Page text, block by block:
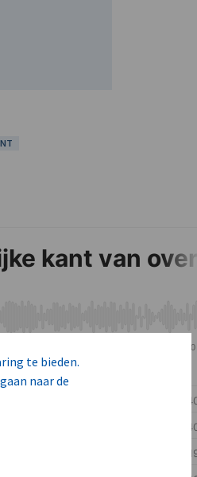
te bieden.
naar de